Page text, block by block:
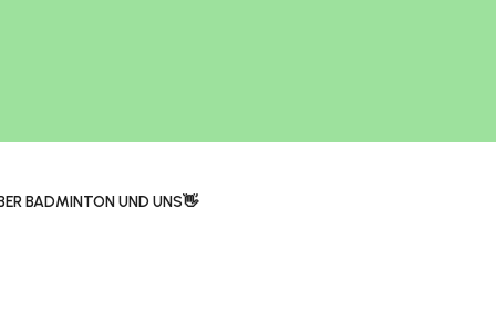
BADMINTON UND UNS👋